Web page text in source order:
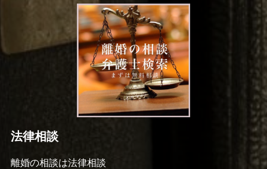
法律相談
離婚の相談は法律相談